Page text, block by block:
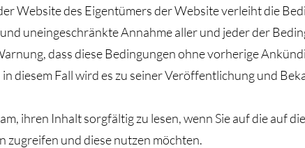
Website des Eigentümers der Website verleiht die
uneingeschränkte Annahme aller und jeder der
dass diese Bedingungen ohne vorherige
diesem Fall wird es zu seiner Veröffentlichung und
ihren Inhalt sorgfältig zu lesen, wenn Sie auf die auf
zugreifen und diese nutzen möchten.